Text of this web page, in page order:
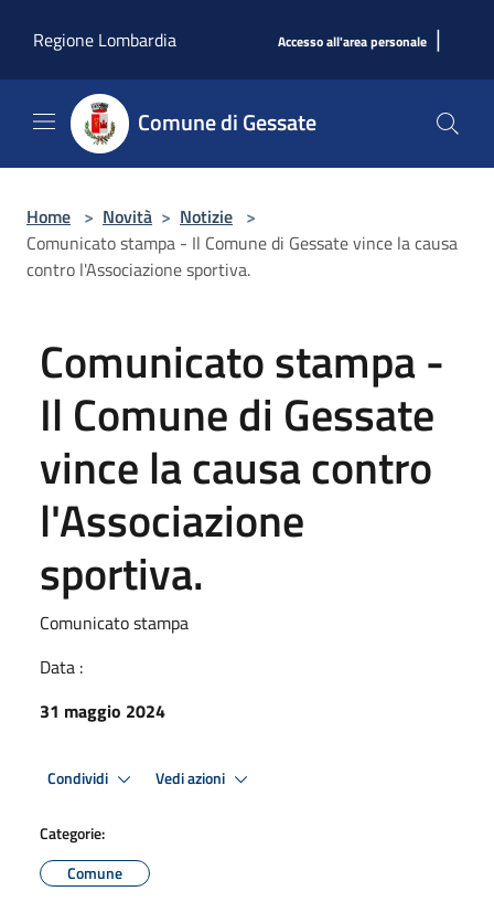
Regione Lombardia
Accesso all'area personale |
Comune di Gessate
Home > Novità > Notizie >
Comunicato stampa - Il Comune di Gessate vince la causa
contro l'Associazione sportiva.
Comunicato stampa -
Il Comune di Gessate
vince la causa contro
l'Associazione
sportiva.
Comunicato stampa
Data :
31 maggio 2024
Condividi Vedi azioni
Categorie:
Comune